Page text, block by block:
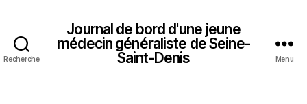
Recherche
Journal de bord d'une jeune
médecin généraliste de Seine-
Saint-Denis
Menu